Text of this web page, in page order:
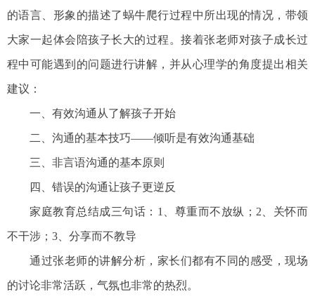
的语言、形象的描述了蜗牛爬行过程中所出现的情况，带领
大家一起体会陪孩子长大的过程。接着张老师对孩子成长过
程中可能遇到的问题进行讲解，并从心理学的角度提出相关
建议：
一、有效沟通从了解孩子开始
二、沟通的基本技巧——倾听是有效沟通基础
三、非言语沟通的基本原则
四、错误的沟通让孩子更逆反
家庭教育总结成三句话：1、尊重而不放纵；2、关怀而
不干涉；3、分享而不教导
通过张老师的讲解分析，家长们都有不同的感受，现场
的讨论非常活跃，气氛也非常的热烈。